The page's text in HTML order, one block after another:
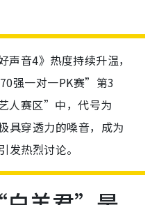
音4》热度持续升温，
强一对一PK赛”第3
人赛区”中，代号为
具穿透力的嗓音，成为
发热烈讨论。